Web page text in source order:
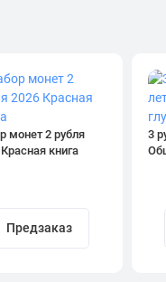
монет 2 рубля
книга
Предзаказ
3